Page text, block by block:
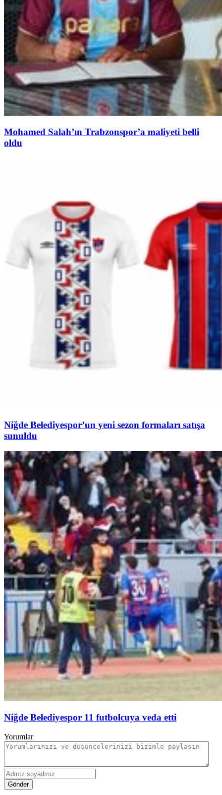
Mohamed Salah’ın Trabzonspor’a maliyeti belli
oldu
Niğde Belediyespor’un yeni sezon formaları satışa
sunuldu
Niğde Belediyespor 11 futbolcuya veda etti
Yorumlar
Gönder